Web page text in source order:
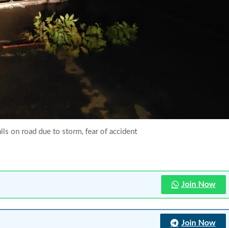
on road due to storm, fear of accident
Join Now
Join Now